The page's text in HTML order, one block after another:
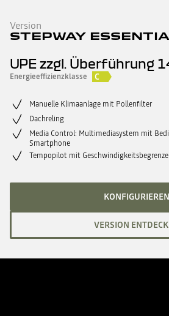
Version
STEPWAY
UPE zzgl. Überführung
Energieeffizienzklasse C
Manuelle Klimaanlage mit Pollenfilter
Dachreling
Media Control: Multimediasystem mit
Smartphone
Tempopilot mit
KONFIGURIEREN
VERSION